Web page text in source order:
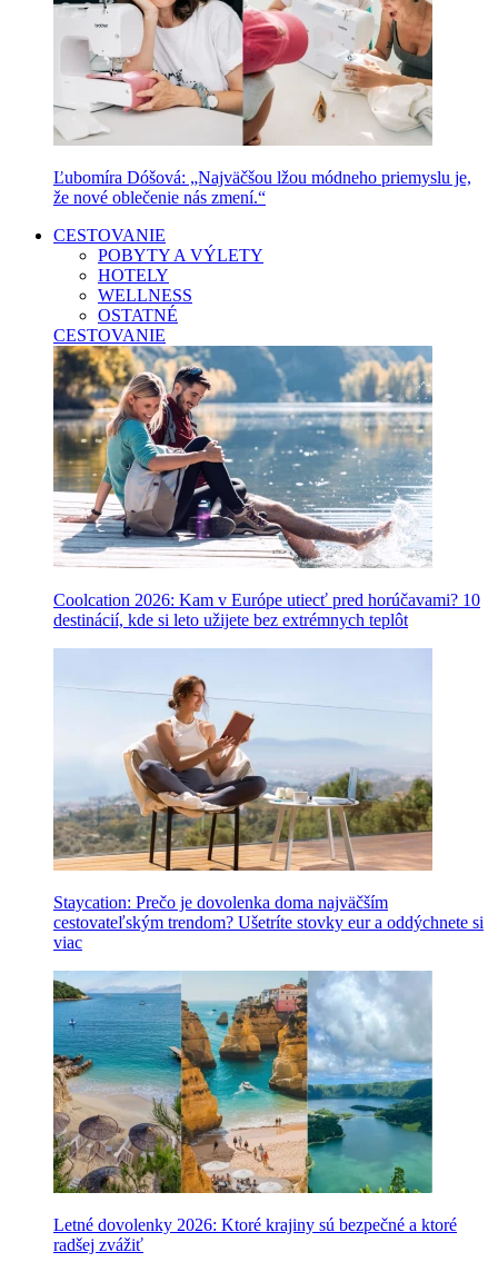
Ľubomíra Dóšová: „Najväčšou lžou módneho priemyslu je,
že nové oblečenie nás zmení.“
CESTOVANIE
POBYTY A VÝLETY
HOTELY
WELLNESS
OSTATNÉ
CESTOVANIE
Coolcation 2026: Kam v Európe utiecť pred horúčavami? 10
destinácií, kde si leto užijete bez extrémnych teplôt
Staycation: Prečo je dovolenka doma najväčším
cestovateľským trendom? Ušetríte stovky eur a oddýchnete si
viac
Letné dovolenky 2026: Ktoré krajiny sú bezpečné a ktoré
radšej zvážiť